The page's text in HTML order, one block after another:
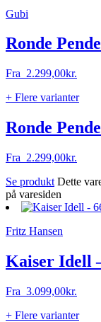
Gubi
Ronde
Fra 2.299,00kr.
+ Flere varianter
Ronde
Fra 2.299,00kr.
Se produkt Dette
på varesiden
Fritz Hansen
Kaiser Idell
Fra 3.099,00kr.
+ Flere varianter